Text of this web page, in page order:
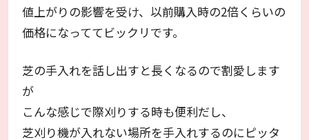
値上がりの影響を受け、以前購入時の2倍くらいの
価格になっててビックリです。
芝の手入れを話し出すと長くなるので割愛します
が
こんな感じで際刈りする時も便利だし、
芝刈り機が入れない場所を手入れするのにピッタ